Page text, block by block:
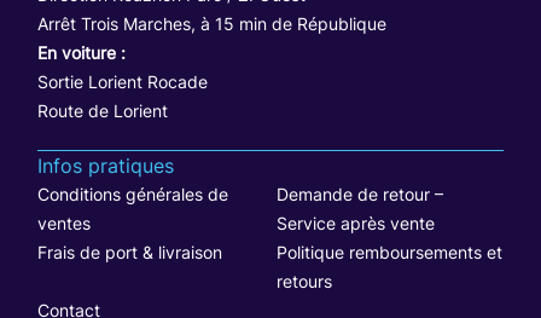
Arrêt Trois Marches, à 15 min de République
En voiture :
Sortie Lorient Rocade
Route de Lorient
Infos pratiques
Conditions générales de
ventes
Demande de retour –
Service après vente
Frais de port & livraison
Politique remboursements et
retours
Contact